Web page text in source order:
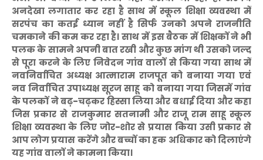
अनदेखा लगातार कर रहा है साथ में स्कूल शिक्षा व्यवस्था में
सरपंच का कतई ध्यान नहीं है सिर्फ उनको अपने राजनीति
चमकाने की कम कर रहा है। साथ में इस बैठक में शिक्षकों ने भी
पलक के सामने अपनी बात रखी और कुछ मांग थी उसको जल्द
से पूरा करने के लिए निवेदन गांव वालों से किया गया साथ में
नवनिर्वाचित अध्यक्ष आत्माराम राजपूत को बनाया गया एवं
नव निर्वाचित उपाध्यक्ष सूरज साहू को बनाया गया जिसमें गांव
के पलकों ने बढ़-चढ़कर हिस्सा लिया और बधाई दिया और कहा
जिस प्रकार से राजकुमार सतनामी और राजू राम साहू स्कूल
शिक्षा व्यवस्था के लिए जोर-शोर से प्रयास किया उसी प्रकार से
आप लोग प्रयास करेंगे और बच्चों का हक अधिकार को दिलाएंगे
यह गांव वालों ने कामना किया।